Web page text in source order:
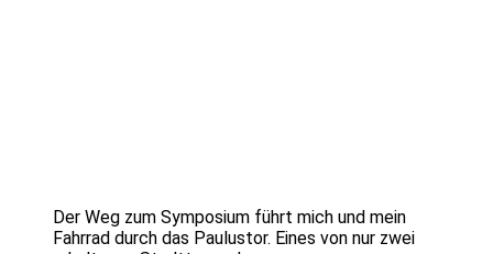
Der Weg zum Symposium führt mich und mein
Fahrrad durch das Paulustor. Eines von nur zwei